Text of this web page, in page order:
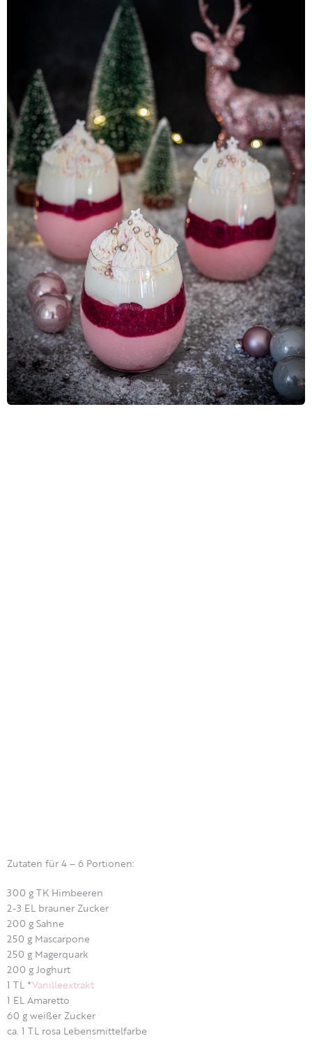
Zutaten für 4 – 6 Portionen:
300 g TK Himbeeren
2-3 EL brauner Zucker
200 g Sahne
250 g Mascarpone
250 g Magerquark
200 g Joghurt
1 TL *Vanilleextrakt
1 EL Amaretto
60 g weißer Zucker
ca. 1 TL rosa Lebensmittelfarbe